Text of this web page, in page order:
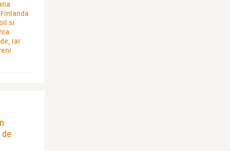
si
iar
de